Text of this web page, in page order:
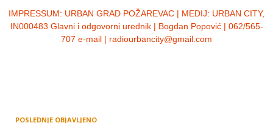
IMPRESSUM: URBAN GRAD POŽAREVAC | MEDIJ: URBAN CITY,
IN000483 Glavni i odgovorni urednik | Bogdan Popović | 062/565-
707 e-mail | radiourbancity@gmail.com
POSLEDNJE OBJAVLJENO